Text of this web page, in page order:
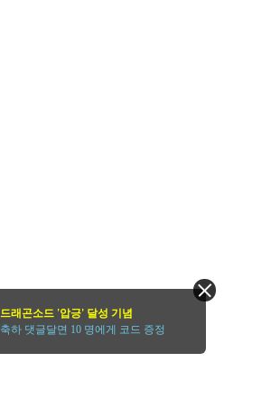
드래곤소드 '압긍' 달성 기념
축하 댓글달면 10 명에게 코드 증정